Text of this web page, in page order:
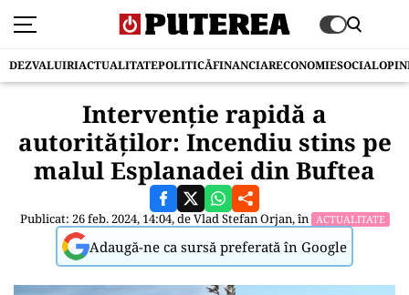
DEZVALUIRIACTUALITATEPOLITICĂFINANCIARECONOMIESOCIAL
Intervenție rapidă a
autorităților: Incendiu stins pe
malul Esplanadei din Buftea
Publicat: 26 feb. 2024, 14:04, deVlad Stefan Orjan, în ACTUALITATE
Adaugă-ne ca sursă preferată în Google